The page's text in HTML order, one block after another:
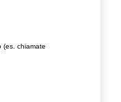
(es. chiamate